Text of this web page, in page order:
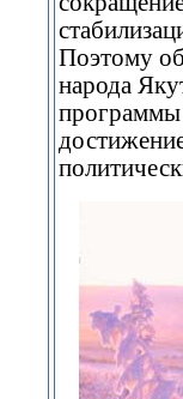
Поэтому
народа
программы